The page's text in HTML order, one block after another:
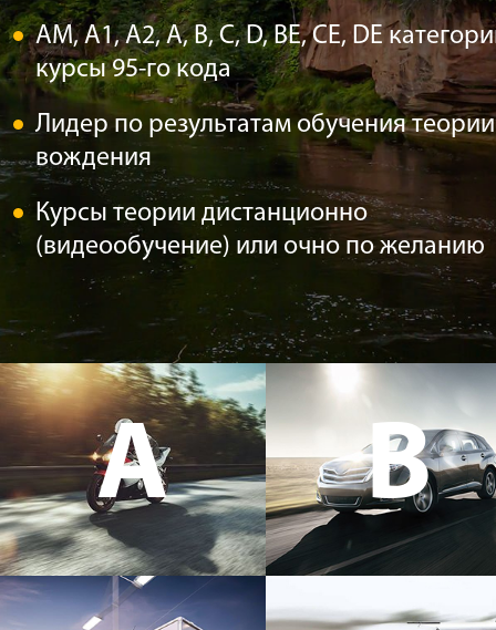
AM, A1, A2, A, B, C, D, BE, CE, DE
курсы 95-го кода
Лидер по результатам обучения
вождения
Курсы теории дистанционно
(видеообучение) или очно по желанию
A
B